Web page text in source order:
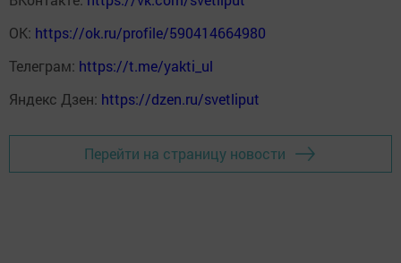
ОК: https://ok.ru/profile/590414664980
Телеграм: https://t.me/yakti_ul
Яндекс Дзен: https://dzen.ru/svetliput
Перейти на страницу новости